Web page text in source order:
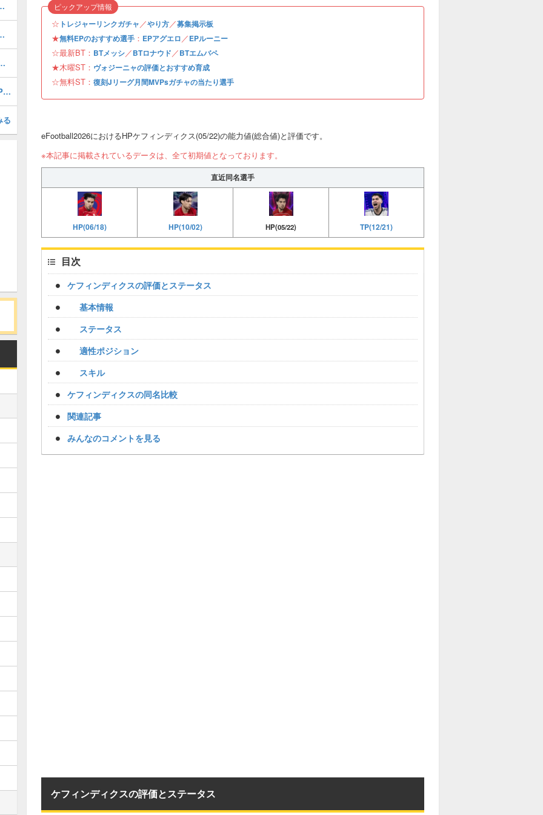
☆ トレジャーリンクガチャ／やり方／募集掲示板
★無料EPのおすすめ選手 ： EPアグエロ／EPルーニー
☆最新BT： BTメッシ／BTロナウド／BTエムバペ
★木曜ST： ヴォジーニャの評価とおすすめ育成
☆無料ST： 復刻Jリーグ月間MVPsガチャの当たり選手
ピックアップ情報
eFootball2026におけるHPケフィンディクス(05/22)の能力値(総合値)と評価です。
※本記事に掲載されているデータは、全て初期値となっております。
直近同名選手
HP(06/18) HP(10/02) HP(05/22) TP(12/21)
目次
ケフィンディクスの評価とステータス
基本情報
ステータス
適性ポジション
スキル
ケフィンディクスの同名比較
関連記事
みんなのコメントを見る
ケフィンディクスの評価とステータス
り)選手ランキングと引き方
れを引くべき？
価とおすすめ育成・スキル追加
無料ショータイム復刻Jリーグ月間MVPsガチャの当たり選手ランキング
る